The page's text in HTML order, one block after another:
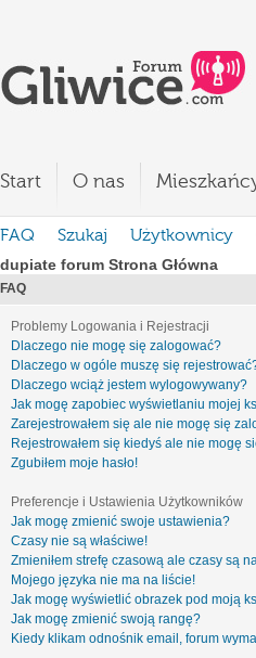
Start O nas
FAQ Szukaj Użytkownicy
dupiate forum Strona Główna
FAQ
Problemy Logowania i Rejestracji
Dlaczego nie mogę się zalogować?
Dlaczego w ogóle muszę się
Dlaczego wciąż jestem wylogowywany?
Jak mogę zapobiec wyświetlaniu mojej
Zarejestrowałem się ale nie mogę się
Rejestrowałem się kiedyś ale nie mogę
Zgubiłem moje hasło!
Preferencje i Ustawienia Użytkowników
Jak mogę zmienić swoje ustawienia?
Czasy nie są właściwe!
Zmieniłem strefę czasową ale czasy są
Mojego języka nie ma na liście!
Jak mogę wyświetlić obrazek pod moją
Jak mogę zmienić swoją rangę?
Kiedy klikam odnośnik email, forum